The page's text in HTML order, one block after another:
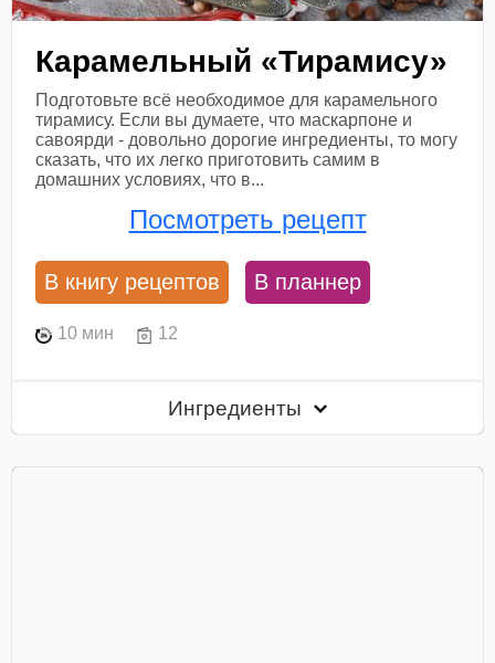
Карамельный «Тирамису»
Подготовьте всё необходимое для карамельного
тирамису. Если вы думаете, что маскарпоне и
савоярди - довольно дорогие ингредиенты, то могу
сказать, что их легко приготовить самим в
домашних условиях, что в...
Посмотреть рецепт
В книгу рецептов В планнер
10 мин 12
Ингредиенты